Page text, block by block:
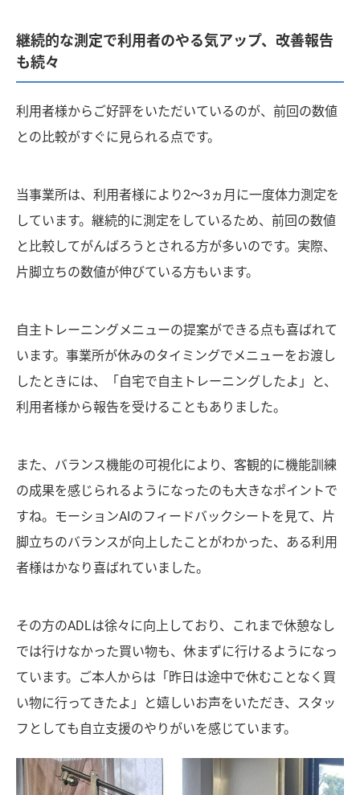
継続的な測定で利用者のやる気アップ、改善報告
も続々
利用者様からご好評をいただいているのが、前回の数値
との比較がすぐに見られる点です。
当事業所は、利用者様により2〜3ヵ月に一度体力測定を
しています。継続的に測定をしているため、前回の数値
と比較してがんばろうとされる方が多いのです。実際、
片脚立ちの数値が伸びている方もいます。
自主トレーニングメニューの提案ができる点も喜ばれて
います。事業所が休みのタイミングでメニューをお渡し
したときには、「自宅で自主トレーニングしたよ」と、
利用者様から報告を受けることもありました。
また、バランス機能の可視化により、客観的に機能訓練
の成果を感じられるようになったのも大きなポイントで
すね。モーションAIのフィードバックシートを見て、片
脚立ちのバランスが向上したことがわかった、ある利用
者様はかなり喜ばれていました。
その方のADLは徐々に向上しており、これまで休憩なし
では行けなかった買い物も、休まずに行けるようになっ
ています。ご本人からは「昨日は途中で休むことなく買
い物に行ってきたよ」と嬉しいお声をいただき、スタッ
フとしても自立支援のやりがいを感じています。